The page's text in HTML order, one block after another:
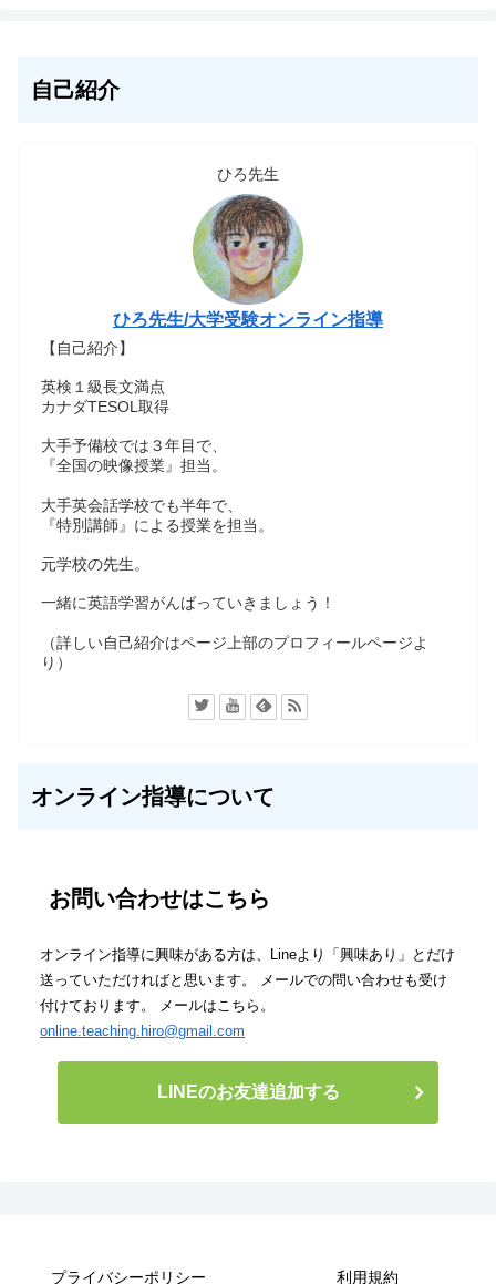
自己紹介
ひろ先生
ひろ先生/大学受験オンライン指導
【自己紹介】
英検１級長文満点
カナダTESOL取得
大手予備校では３年目で、
『全国の映像授業』担当。
大手英会話学校でも半年で、
『特別講師』による授業を担当。
元学校の先生。
一緒に英語学習がんばっていきましょう！
（詳しい自己紹介はページ上部のプロフィールページよ
り）
オンライン指導について
お問い合わせはこちら
オンライン指導に興味がある方は、Lineより「興味あり」とだけ
送っていただければと思います。 メールでの問い合わせも受け
付けております。 メールはこちら。
online.teaching.hiro@gmail.com
LINEのお友達追加する
プライバシーポリシー 利用規約